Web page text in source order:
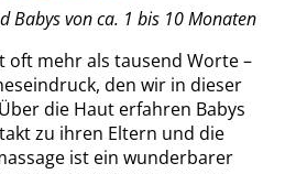
Babys von ca. 1 bis 10 Monaten
oft mehr als tausend Worte –
den wir in dieser
die Haut erfahren Babys
zu ihren Eltern und die
ist ein wunderbarer